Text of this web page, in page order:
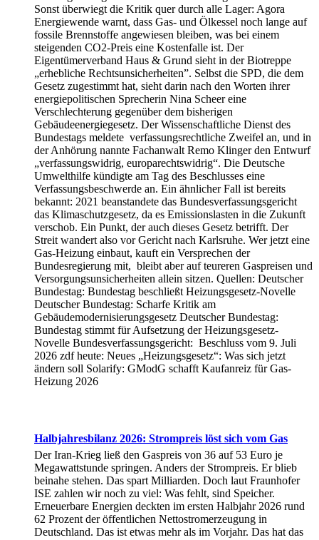
Sonst überwiegt die Kritik quer durch alle Lager: Agora
Energiewende warnt, dass Gas- und Ölkessel noch lange auf
fossile Brennstoffe angewiesen bleiben, was bei einem
steigenden CO2-Preis eine Kostenfalle ist. Der
Eigentümerverband Haus & Grund sieht in der Biotreppe
„erhebliche Rechtsunsicherheiten”. Selbst die SPD, die dem
Gesetz zugestimmt hat, sieht darin nach den Worten ihrer
energiepolitischen Sprecherin Nina Scheer eine
Verschlechterung gegenüber dem bisherigen
Gebäudeenergiegesetz. Der Wissenschaftliche Dienst des
Bundestags meldete verfassungsrechtliche Zweifel an, und in
der Anhörung nannte Fachanwalt Remo Klinger den Entwurf
„verfassungswidrig, europarechtswidrig“. Die Deutsche
Umwelthilfe kündigte am Tag des Beschlusses eine
Verfassungsbeschwerde an. Ein ähnlicher Fall ist bereits
bekannt: 2021 beanstandete das Bundesverfassungsgericht
das Klimaschutzgesetz, da es Emissionslasten in die Zukunft
verschob. Ein Punkt, der auch dieses Gesetz betrifft. Der
Streit wandert also vor Gericht nach Karlsruhe. Wer jetzt eine
Gas-Heizung einbaut, kauft ein Versprechen der
Bundesregierung mit, bleibt aber auf teureren Gaspreisen und
Versorgungsunsicherheiten allein sitzen. Quellen: Deutscher
Bundestag: Bundestag beschließt Heizungsgesetz-Novelle
Deutscher Bundestag: Scharfe Kritik am
Gebäudemodernisierungsgesetz Deutscher Bundestag:
Bundestag stimmt für Aufsetzung der Heizungsgesetz-
Novelle Bundesverfassungsgericht: Beschluss vom 9. Juli
2026 zdf heute: Neues „Heizungsgesetz“: Was sich jetzt
ändern soll Solarify: GModG schafft Kaufanreiz für Gas-
Heizung 2026
Halbjahresbilanz 2026: Strompreis löst sich vom Gas
Der Iran-Krieg ließ den Gaspreis von 36 auf 53 Euro je
Megawattstunde springen. Anders der Strompreis. Er blieb
beinahe stehen. Das spart Milliarden. Doch laut Fraunhofer
ISE zahlen wir noch zu viel: Was fehlt, sind Speicher.
Erneuerbare Energien deckten im ersten Halbjahr 2026 rund
62 Prozent der öffentlichen Nettostromerzeugung in
Deutschland. Das ist etwas mehr als im Vorjahr. Das hat das